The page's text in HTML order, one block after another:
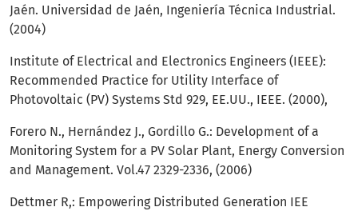
Jaén. Universidad de Jaén, Ingeniería Técnica Industrial.
(2004)
Institute of Electrical and Electronics Engineers (IEEE):
Recommended Practice for Utility Interface of
Photovoltaic (PV) Systems Std 929, EE.UU., IEEE. (2000),
Forero N., Hernández J., Gordillo G.: Development of a
Monitoring System for a PV Solar Plant, Energy Conversion
and Management. Vol.47 2329-2336, (2006)
Dettmer R,: Empowering Distributed Generation IEE